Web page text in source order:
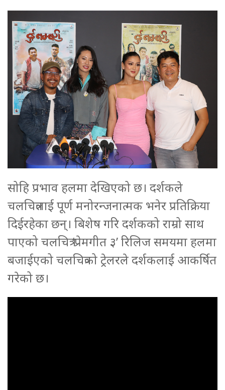
सोहि प्रभाव हलमा देखिएको छ। दर्शकले
चलचित्रलाई पूर्ण मनोरन्जनात्मक भनेर प्रतिक्रिया
दिईरहेका छन्। बिशेष गरि दर्शकको राम्रो साथ
पाएको चलचित्र ‘प्रेमगीत ३’ रिलिज समयमा हलमा
बजाईएको चलचित्रको ट्रेलरले दर्शकलाई आकर्षित
गरेको छ।